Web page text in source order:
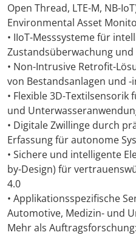
Open Thread, LTE-M, NB-
Environmental Asset
• IIoT-Messsysteme für
Zustandsüberwachung
• Non-Intrusive Retrofit-
von Bestandsanlagen und
• Flexible 3D-
und
• Digitale Zwillinge durch
Erfassung für autonome
• Sichere und intelligente
by-Design) für
4.0
• Applikationsspezifische
Automotive, Medizin- und
Mehr als Auftragsforschung: